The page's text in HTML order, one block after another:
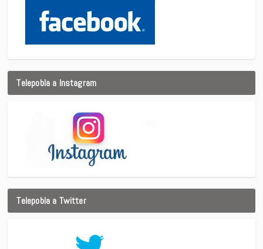
Telepobla a Instagram
Telepobla a Twitter